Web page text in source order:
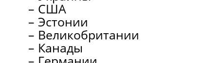
– США
– Эстонии
– Великобритании
– Канады